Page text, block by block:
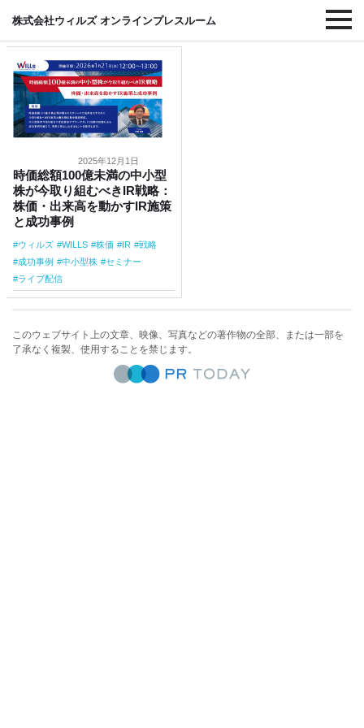
株式会社ウィルズ オンラインプレスルーム
#中小型株
2025年12月1日
時価総額100億未満の中小型
株が今取り組むべきIR戦略：
株価・出来高を動かすIR施策
と成功事例
ウィルズ WILLS 株価 IR
戦略
成功事例
中小型株
セミナー
ライブ配信
このウェブサイト上の文章、映像、写真などの著作物の全部、または一部を
了承なく複製、使用することを禁じます。